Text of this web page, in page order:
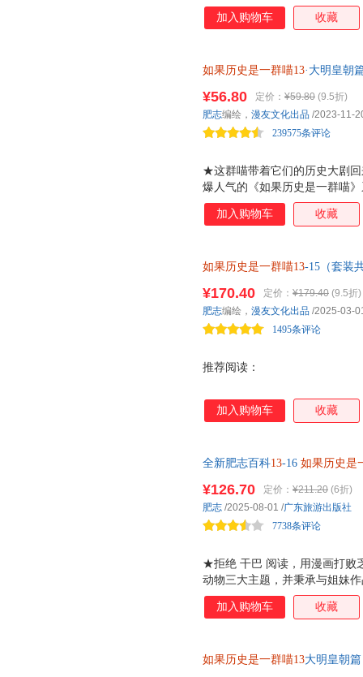
事。摇摇欲坠的大明，是谁加
君？百变喵咪将再次上线，为
史中又会书写怎样的命运呢？
事件和人物为主轴，呈现明朝
清晰。 ★喵咪化身大场面主角
金和精细压纹
加入购物车 收藏
如果历史是一群喵13·大明皇朝
★这群喵带着它们的历史大剧
爆人气的《如果历史是一群喵
烈烈的起义后，明朝该如何延
朝前半段的风云变幻！ ★为什
澜壮阔的历史。 ★ 力求严谨有
细致梳理，多角度呈现当中皇
相关的延伸阅读，让你不错过
金外封，画
¥56.80 定价： ¥59.80 (9.5折)
239575条评论
肥志编绘， 漫友文化出品 /2023-11-
加入购物车 收藏
如果历史是一群喵13-15（套装
推荐阅读：
¥170.40 定价： ¥179.40 (9.5折)
1495条评论
肥志编绘， 漫友文化出品 /2025-03-
加入购物车 收藏
全新肥志百科13-16 如果历史是
★拒绝 干巴 阅读，用漫画打败
动物三大主题，并秉承与姐妹
气的幽默文字＋硬核知识 ，这
者的胃口。书里除了梳理美食
背后都蕴藏着一段曲折的历史
¥126.70 定价： ¥211.20 (6折)
7738条评论
肥志 /2025-08-01 /广东旅游出版社
加入购物车 收藏
如果历史是一群喵13大明皇朝